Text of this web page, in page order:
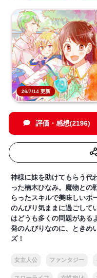
26/7/14 更新
評価・感想(2196)
神様に妹を助けてもらう代
った楠木ひなみ。魔物との
らったスキルで美味しいポ
のんびり気ままに過ごして
はどうも多くの問題があ
発のんびりなのに、ときめ
ズ！‎
女主人公 ファンタジー